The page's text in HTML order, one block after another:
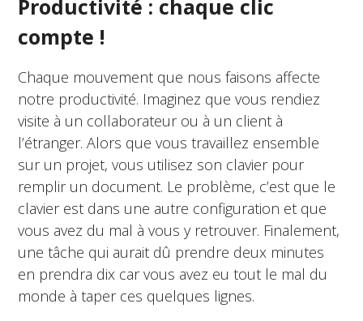
Productivité : chaque clic
compte !
Chaque mouvement que nous faisons affecte
notre productivité. Imaginez que vous rendiez
visite à un collaborateur ou à un client à
l’étranger. Alors que vous travaillez ensemble
sur un projet, vous utilisez son clavier pour
remplir un document. Le problème, c’est que le
clavier est dans une autre configuration et que
vous avez du mal à vous y retrouver. Finalement,
une tâche qui aurait dû prendre deux minutes
en prendra dix car vous avez eu tout le mal du
monde à taper ces quelques lignes.